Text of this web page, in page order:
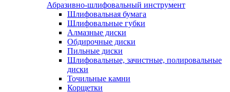
Абразивно-шлифовальный инструмент
Шлифовальная бумага
Шлифовальные губки
Алмазные диски
Обдирочные диски
Пильные диски
Шлифовальные, зачистные, полировальные
диски
Точильные камни
Корщетки